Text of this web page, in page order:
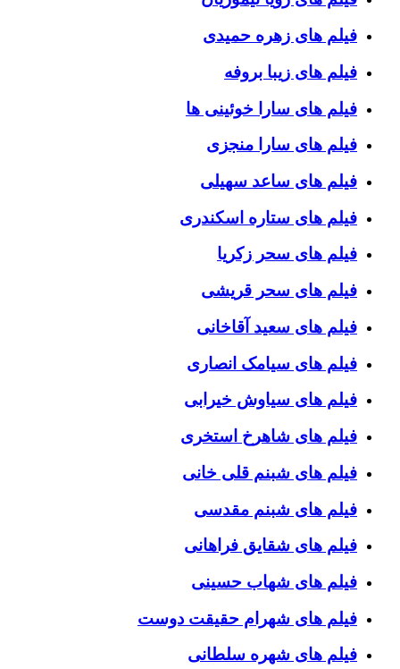
فیلم های زهره حمیدی
فیلم های زیبا بروفه
فیلم های سارا خوئینی ها
فیلم های سارا منجزی
فیلم های ساعد سهیلی
فیلم های ستاره اسکندری
فیلم های سحر زکریا
فیلم های سحر قریشی
فیلم های سعید آقاخانی
فیلم های سیامک انصاری
فیلم های سیاوش خیرابی
فیلم های شاهرخ استخری
فیلم های شبنم قلی خانی
فیلم های شبنم مقدسی
فیلم های شقایق فراهانی
فیلم های شهاب حسینی
فیلم های شهرام حقیقت دوست
فیلم های شهره سلطانی